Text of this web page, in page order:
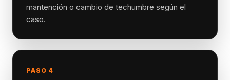
mantención o cambio de techumbre según el
caso.
PASO 4